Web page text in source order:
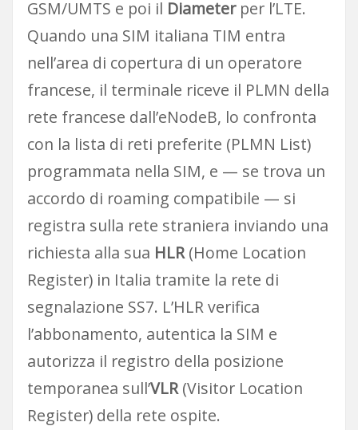
GSM/UMTS e poi il Diameterper l’LTE.
Quando una SIM italiana TIM entra
nell’area di copertura di un operatore
francese, il terminale riceve il PLMN della
rete francese dall’eNodeB, lo confronta
con la lista di reti preferite (PLMN List)
programmata nella SIM, e — se trova un
accordo di roaming compatibile — si
registra sulla rete straniera inviando una
richiesta alla sua HLR(Home Location
Register) in Italia tramite la rete di
segnalazione SS7. L’HLR verifica
l’abbonamento, autentica la SIM e
autorizza il registro della posizione
temporanea sull’VLR(Visitor Location
Register) della rete ospite.